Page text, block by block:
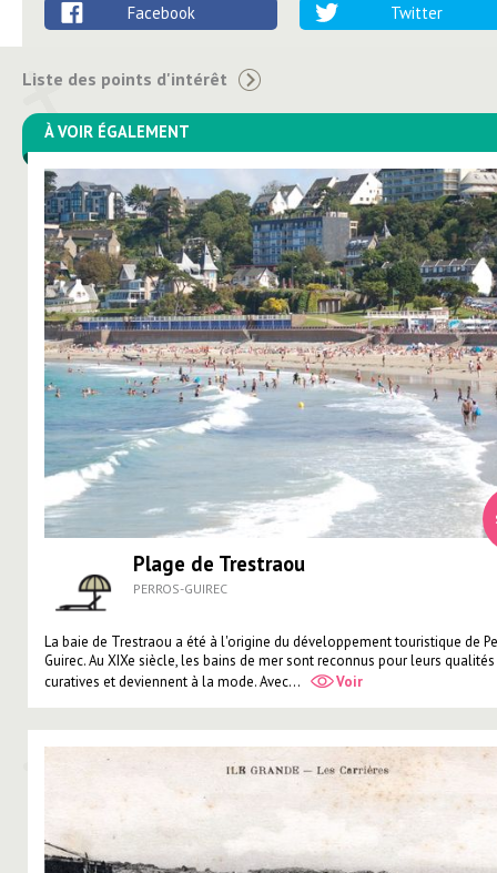
Facebook Twitter
À VOIR ÉGALEMENT
Liste des points d'intérêt
Plage de Trestraou
PERROS-GUIREC
La baie de Trestraou a été à l'origine du développement touristique de
Guirec. Au XIXe siècle, les bains de mer sont reconnus pour leurs qualités
curatives et deviennent à la mode. Avec...
Voir